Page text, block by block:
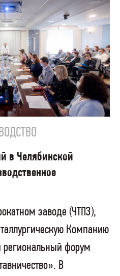
в Челябинской
заводе (ЧТПЗ),
Компанию
региональный форум
В